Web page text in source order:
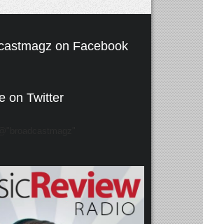
on Facebook
on Twitter